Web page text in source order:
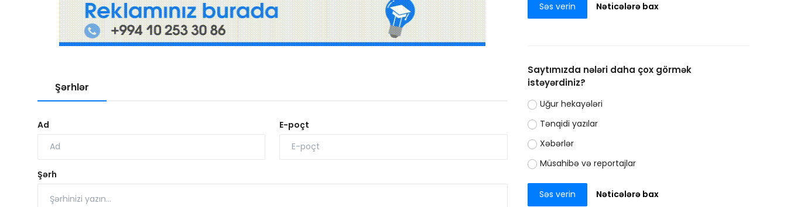
Şərhlər
Ad E-poçt
Şərh
Səs verin Nəticələrə bax
Saytımızda nələri daha çox görmək
istəyərdiniz?
Uğur hekayələri
Tənqidi yazılar
Xəbərlər
Müsahibə və reportajlar
Səs verin Nəticələrə bax